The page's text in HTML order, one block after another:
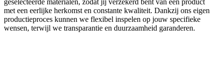
geselecteerde materialen, zodat jij verzekerd bent van een product
met een eerlijke herkomst en constante kwaliteit. Dankzij ons eigen
productieproces kunnen we flexibel inspelen op jouw specifieke
wensen, terwijl we transparantie en duurzaamheid garanderen.